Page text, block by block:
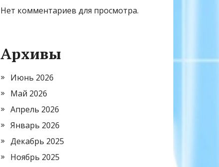
Нет комментариев для просмотра.
Архивы
Июнь 2026
Май 2026
Апрель 2026
Январь 2026
Декабрь 2025
Ноябрь 2025